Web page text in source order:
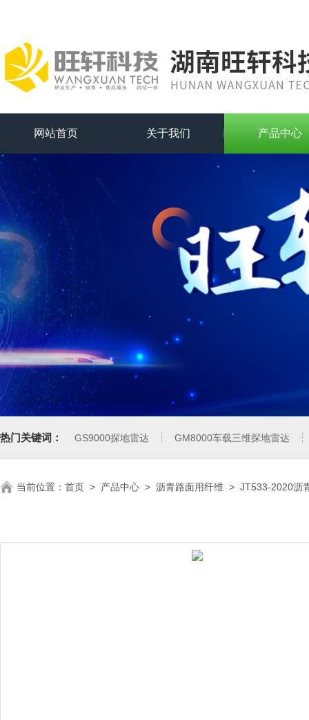
网站首页 关于我们 产品中心
热门关键词： GS9000探地雷达 GM8000车载三维探地雷达
当前位置： 首页 > 产品中心 > 沥青路面用纤维 > JT533-2020沥